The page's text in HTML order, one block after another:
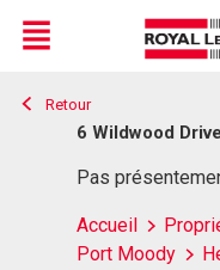
Live
En Direct
Menu
Retour
6 Wildwood
Pas
Accueil
Port Moody